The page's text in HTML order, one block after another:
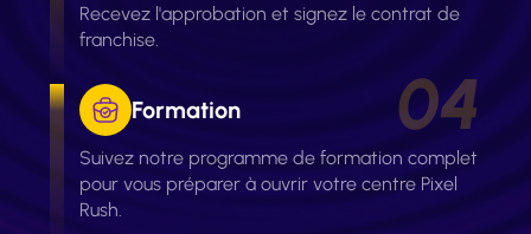
Recevez l'approbation et signez le contrat de
franchise.
Formation
Suivez notre programme de formation complet
pour vous préparer à ouvrir votre centre Pixel
Rush.